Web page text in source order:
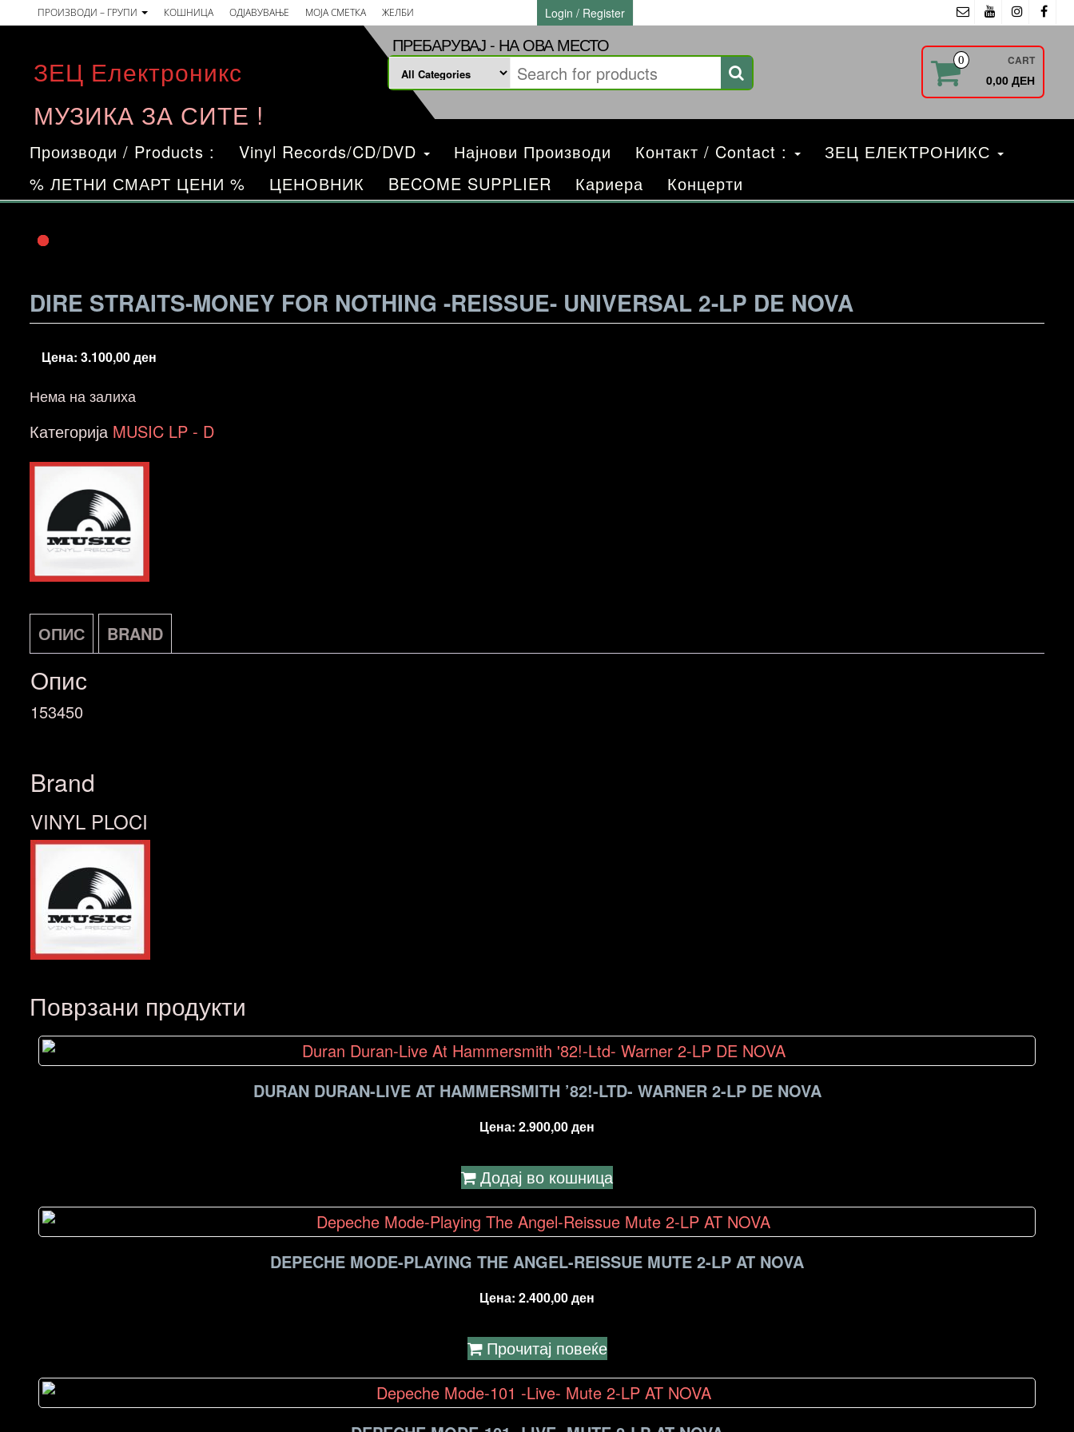
to
content
ПРОИЗВОДИ – ГРУПИ КОШНИЦА ОДЈАВУВАЊЕ МОЈА СМЕТКА ЖЕЛБИ Login / Register
ЗЕЦ Електроникс
МУЗИКА ЗА СИТЕ !
ПРЕБАРУВАЈ - НА ОВА МЕСТО
0 CART
0,00 ДЕН
Производи / Products : Vinyl Records/CD/DVD Најнови Производи Контакт / Contact :
ЗЕЦ ЕЛЕКТРОНИКС
% ЛЕТНИ СМАРТ ЦЕНИ %
ЦЕНОВНИК BECOME SUPPLIER Кариера Концерти
DIRE STRAITS-MONEY FOR NOTHING -REISSUE- UNIVERSAL 2-LP DE NOVA
Цена: 3.100,00ден
Нема на залиха
Категорија MUSIC LP - D
ОПИС BRAND
Опис
153450
Brand
VINYL PLOCI
Поврзани продукти
DURAN DURAN-LIVE AT HAMMERSMITH ’82!-LTD- WARNER 2-LP DE NOVA
Цена: 2.900,00ден
Додај во кошница
DEPECHE MODE-PLAYING THE ANGEL-REISSUE MUTE 2-LP AT NOVA
Цена: 2.400,00ден
Прочитај повеќе